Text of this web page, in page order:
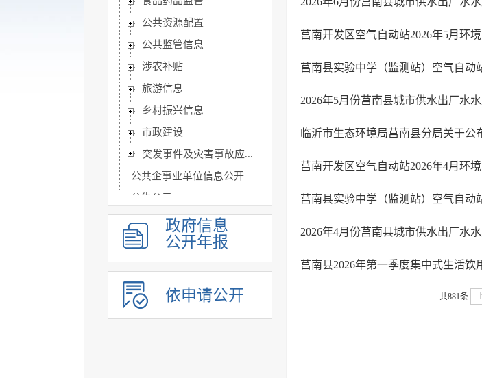
公共资源配置
公共监管信息
涉农补贴
旅游信息
乡村振兴信息
市政建设
突发事件及灾害事故应...
公共企事业单位信息公开
公告公示
政府公报
基层政务公开标准目录
政府信息
公开年报
依申请公开
莒南开发区空气自动站2026年5月环
莒南县实验中学（监测站）空气自动
2026年5月份莒南县城市供水出厂水
临沂市生态环境局莒南县分局关于
莒南开发区空气自动站2026年4月环
莒南县实验中学（监测站）空气自动
2026年4月份莒南县城市供水出厂水
莒南县2026年第一季度集中式生活饮
共881条